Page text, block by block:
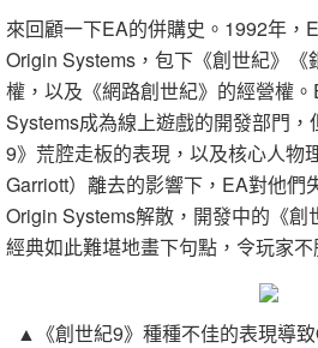
來回顧一下EA的併購史。1992年，
Origin Systems，包下《創世紀》《
權，以及《網路創世紀》的經營權
Systems成為線上遊戲的開發部門
9》荒腔走板的表現，以及核心人物
Garriott）離去的影響下，EA對他們
Origin Systems解散，開發中的《
經典如此難堪地畫下句點，令玩家不
▲《創世紀9》種種不佳的表現導